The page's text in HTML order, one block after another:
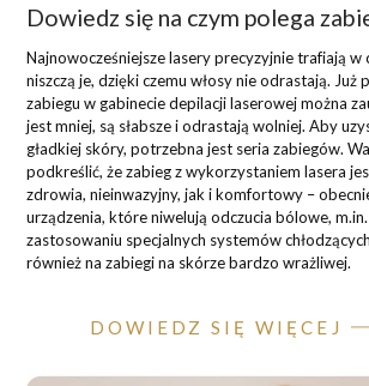
Dowiedz się na czym polega
Najnowocześniejsze lasery precyzyjnie trafiają w
niszczą je, dzięki czemu włosy nie odrastają. Już
zabiegu w gabinecie depilacji laserowej można
jest mniej, są słabsze i odrastają wolniej. Aby
gładkiej skóry, potrzebna jest seria zabiegów.
podkreślić, że zabieg z wykorzystaniem lasera
zdrowia, nieinwazyjny, jak i komfortowy –
urządzenia, które niwelują odczucia bólowe,
zastosowaniu specjalnych systemów
również na zabiegi na skórze bardzo wrażliwej.
DOWIEDZ SIĘ WIĘCEJ